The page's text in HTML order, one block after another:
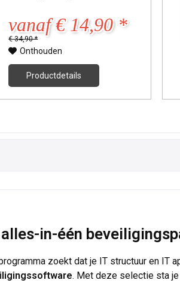
vanaf € 14,90 *
€ 34,90 *
Onthouden
Productdetails
in-één
zoekt dat je IT structuur en IT
. Met deze selectie sta